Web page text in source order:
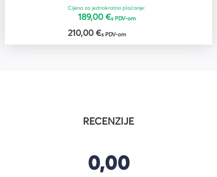
Cijena za jednokratno plaćanje:
189,00 €s PDV-om
210,00 €s PDV-om
RECENZIJE
0,00